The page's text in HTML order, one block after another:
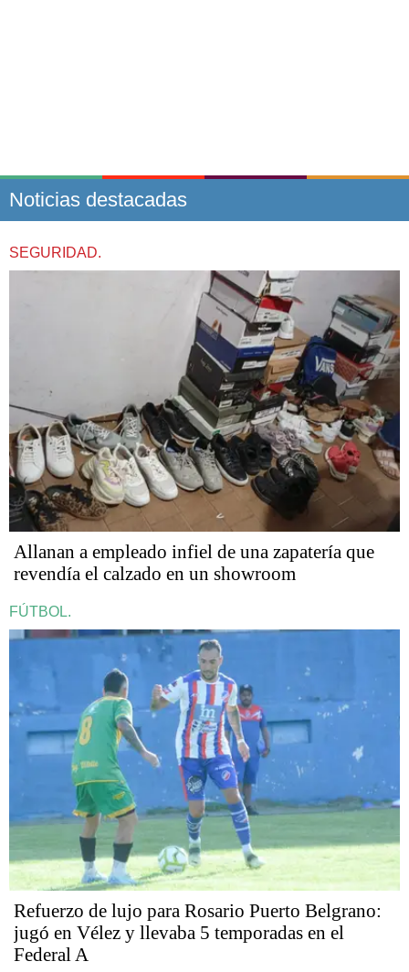
Noticias destacadas
SEGURIDAD.
Allanan a empleado infiel de una zapatería que
revendía el calzado en un showroom
FÚTBOL.
Refuerzo de lujo para Rosario Puerto Belgrano:
jugó en Vélez y llevaba 5 temporadas en el
Federal A